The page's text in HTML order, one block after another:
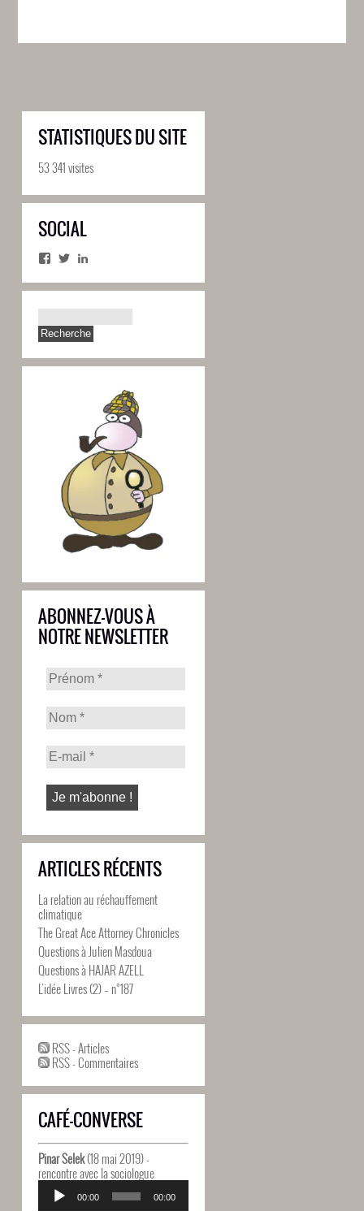
STATISTIQUES DU SITE
53 341 visites
SOCIAL
Facebook
Twitter
ABONNEZ-VOUS À
NOTRE NEWSLETTER
ARTICLES RÉCENTS
La relation au réchauffement
climatique
The Great Ace Attorney Chronicles
Questions à Julien Masdoua
Questions à HAJAR AZELL
L’idée Livres (2) – n°187
RSS - Articles
RSS - Commentaires
CAFÉ-CONVERSE
Pinar Selek(18 mai 2019) -
rencontre avec la sociologue
Lecteur
audio
00:00 00:00